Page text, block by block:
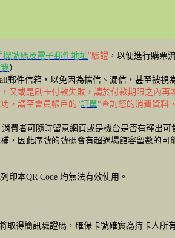
機號碼及電子郵件地址"驗證 ，以便進行購票
）
件信箱，以免因為擋信、漏信，甚至被視
或是刷卡付款失敗，請於付款期限之內
，請至會員帳戶的"訂單"查詢您的消費資料
費者可隨時留意網頁或是機台是否有釋出可
，因此序號的號碼會有超過場館容留數的
印本QR Code 均無法有效使用。
得簡訊驗證碼，確保卡號確實為持卡人所